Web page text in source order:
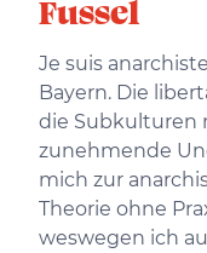
Fussel
Je suis
Bayern. Die
die Subkulturen
zunehmende
mich zur
Theorie ohne
weswegen ich